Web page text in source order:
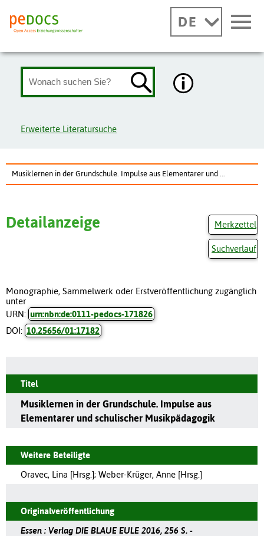
DE
Erweiterte Literatursuche
Musiklernen in der Grundschule. Impulse aus Elementarer und ...
Merkzettel
Suchverlauf
Detailanzeige
Monographie, Sammelwerk oder Erstveröffentlichung zugänglich
unter
URN: urn:nbn:de:0111-pedocs-171826
DOI: 10.25656/01:17182
Titel
Musiklernen in der Grundschule. Impulse aus
Elementarer und schulischer Musikpädagogik
Weitere Beteiligte
Oravec, Lina [Hrsg.]; Weber-Krüger, Anne [Hrsg.]
Originalveröffentlichung
Essen : Verlag DIE BLAUE EULE 2016, 256 S. -